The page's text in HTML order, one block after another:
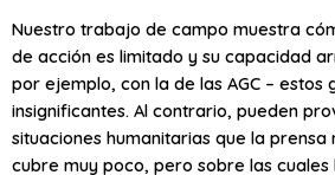
Nuestro trabajo de campo muestra
de acción es limitado y su capacidad
por ejemplo, con la de las AGC – estos
insignificantes. Al contrario, pueden
situaciones humanitarias que la prensa
cubre muy poco, pero sobre las cuales